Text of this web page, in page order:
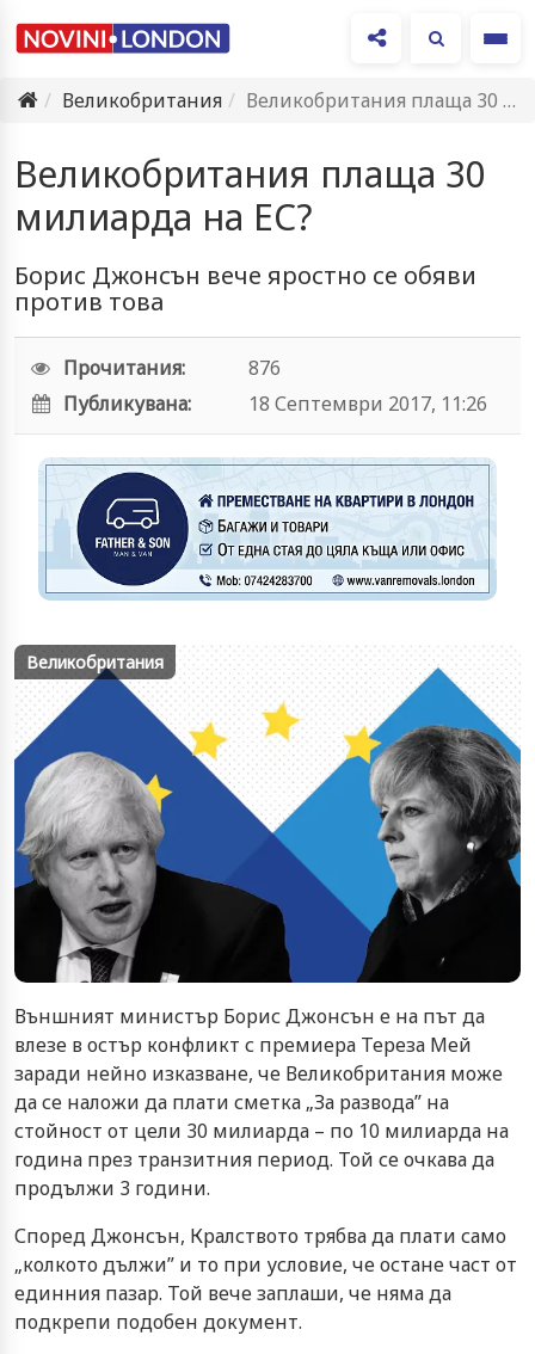
Великобритания
Великобритания плаща 30 милиарда на ЕС?
Великобритания плаща 30
милиарда на ЕС?
Борис Джонсън вече яростно се обяви
против това
Прочитания:
876
Публикувана:
18 Септември 2017, 11:26
Великобритания
Външният министър Борис Джонсън е на път да
влезе в остър конфликт с премиера Тереза Мей
заради нейно изказване, че Великобритания може
да се наложи да плати сметка „За развода” на
стойност от цели 30 милиарда – по 10 милиарда на
година през транзитния период. Той се очкава да
продължи 3 години.
Според Джонсън, Кралството трябва да плати само
„колкото дължи” и то при условие, че остане част от
единния пазар. Той вече заплаши, че няма да
подкрепи подобен документ.